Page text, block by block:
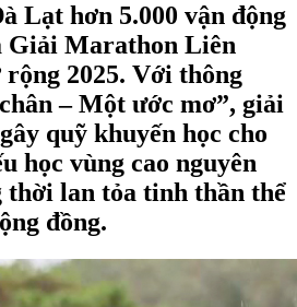
Lạt hơn 5.000 vận động
Giải Marathon Liên
2025. Với thông
– Một ước mơ”, giải
quỹ khuyến học cho
học vùng cao nguyên
thời lan tỏa tinh thần thể
đồng.